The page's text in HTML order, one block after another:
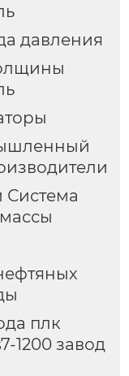
давления
Система
плк
1200 завод